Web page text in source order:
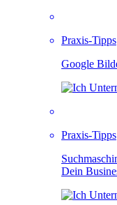
Praxis-Tipps
Google
Praxis-Tipps
Dein